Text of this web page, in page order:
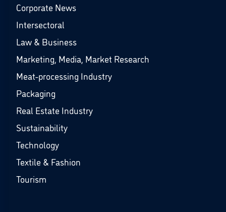
Corporate News
Intersectoral
Law & Business
Marketing, Media, Market Research
Meat-processing Industry
Packaging
Real Estate Industry
Sustainability
Technology
Textile & Fashion
Tourism